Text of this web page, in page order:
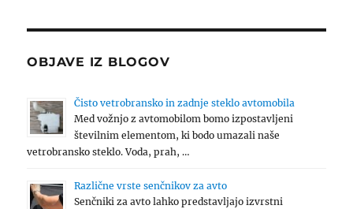
OBJAVE IZ BLOGOV
Čisto vetrobransko in zadnje steklo avtomobila
Med vožnjo z avtomobilom bomo izpostavljeni
številnim elementom, ki bodo umazali naše
vetrobransko steklo. Voda, prah, …
Različne vrste senčnikov za avto
Senčniki za avto lahko predstavljajo izvrstni